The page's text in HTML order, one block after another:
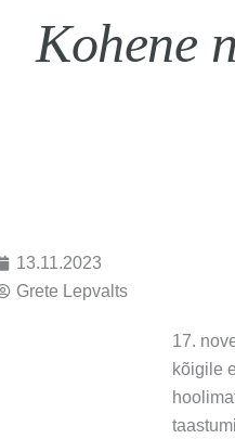
Kohene
13.11.2023
Grete Lepvalts
17.
kõigile